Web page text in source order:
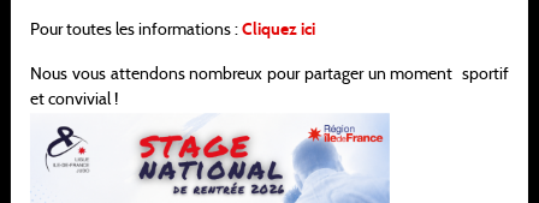
06.45.29.49.64
Horaires d'ouvertures :
Merci de nous contacter avant votre venue.
Pour toutes les informations : Cliquez ici
Nous vous attendons nombreux pour partager un moment sportif
et convivial !